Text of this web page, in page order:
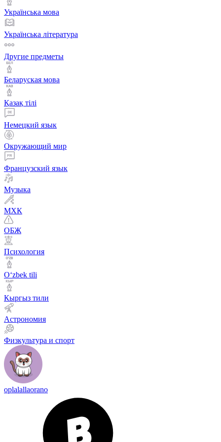
Українська мова
Українська література
Другие предметы
Беларуская мова
Қазақ тiлi
Немецкий язык
Окружающий мир
Французский язык
Музыка
МХК
ОБЖ
Психология
Оʻzbek tili
Кыргыз тили
Астрономия
Физкультура и спорт
oplalallaorano